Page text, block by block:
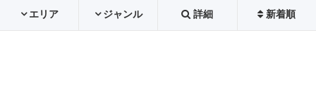
エリア ジャンル 詳細 新着順